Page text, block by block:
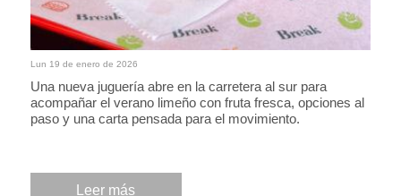
Lun 19 de enero de 2026
Una nueva juguería abre en la carretera al sur para
acompañar el verano limeño con fruta fresca, opciones al
paso y una carta pensada para el movimiento.
Leer más